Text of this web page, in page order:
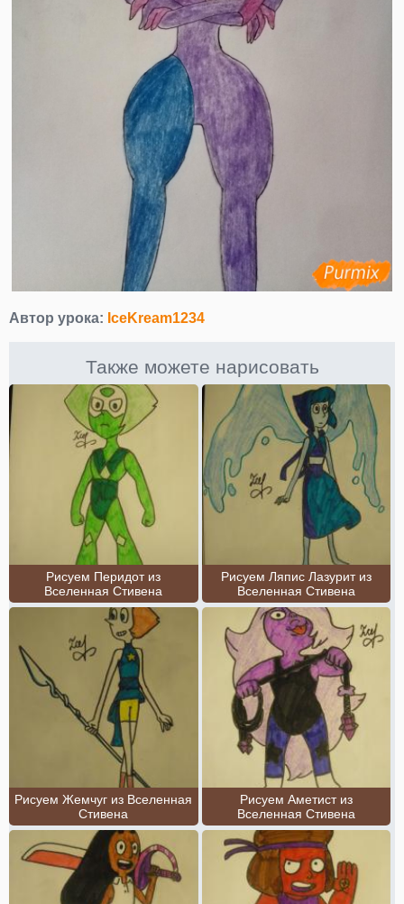
Автор урока: IceKream1234
Также можете нарисовать
Рисуем Перидот из
Вселенная Стивена
Рисуем Ляпис Лазурит из
Вселенная Стивена
Рисуем Жемчуг из Вселенная
Стивена
Рисуем Аметист из
Вселенная Стивена